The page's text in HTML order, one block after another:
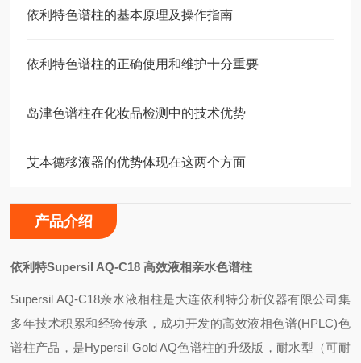
依利特色谱柱的基本原理及操作指南
依利特色谱柱的正确使用和维护十分重要
岛津色谱柱在化妆品检测中的技术优势
艾本德移液器的优势体现在这两个方面
产品介绍
依利特Supersil AQ-C18 高效液相亲水色谱柱
Supersil AQ-C18亲水液相柱是大连依利特分析仪器有限公司集
多年技术积累和经验传承，成功开发的高效液相色谱(HPLC)色
谱柱产品，是Hypersil Gold AQ色谱柱的升级版，耐水型（可耐